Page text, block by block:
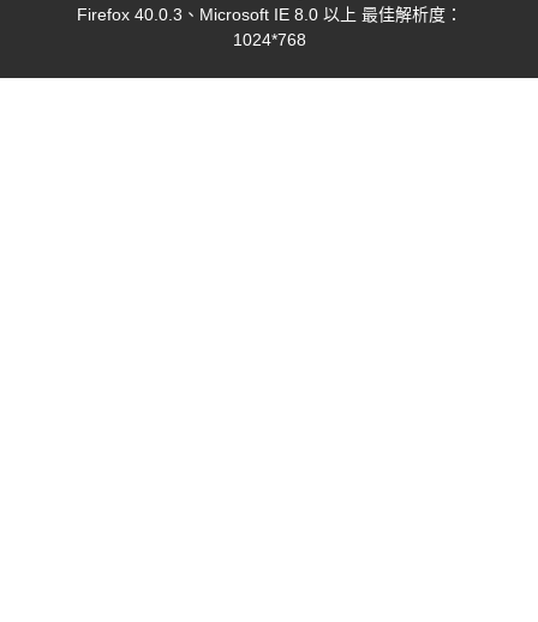
Firefox 40.0.3、Microsoft IE 8.0 以上 最佳解析度：
1024*768